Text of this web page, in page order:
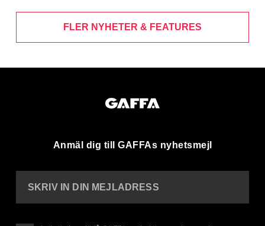
FLER NYHETER & FEATURES
Anmäl dig till GAFFAs nyhetsmejl
SKRIV IN DIN MEJLADRESS